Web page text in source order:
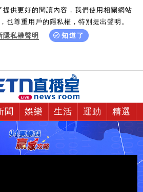
提供更好的閱讀內容，我們使用相關網站
也尊重用戶的隱私權，特別提出聲明。
隱私權聲明
知道了
聞 娛樂 生活 運動 精選